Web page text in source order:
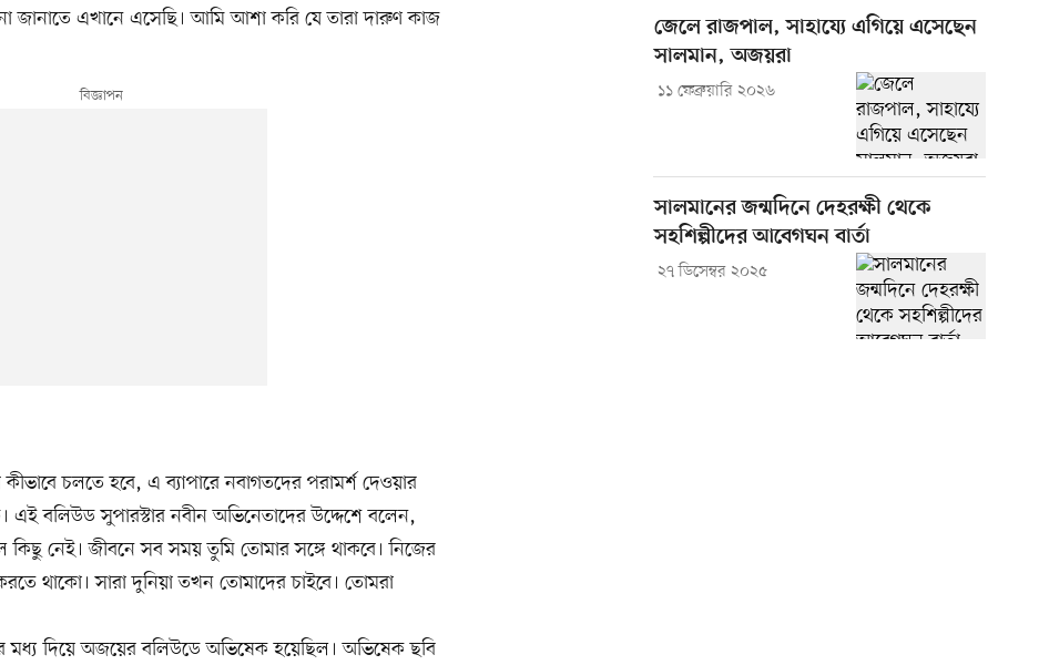
জানাতে এখানে এসেছি। আমি আশা করি যে তারা দারুণ কাজ
চলতে হবে, এ ব্যাপারে নবাগতদের পরামর্শ দেওয়ার
বলিউড সুপারস্টার নবীন অভিনেতাদের উদ্দেশে বলেন,
কিছু নেই। জীবনে সব সময় তুমি তোমার সঙ্গে থাকবে। নিজের
থাকো। সারা দুনিয়া তখন তোমাদের চাইবে। তোমরা
মধ্য দিয়ে অজয়ের বলিউডে অভিষেক হয়েছিল। অভিষেক ছবি
জেলে রাজপাল, সাহায্যে এগিয়ে এসেছেন
সালমান, অজয়রা
১১ ফেব্রুয়ারি ২০২৬
সালমানের জন্মদিনে দেহরক্ষী থেকে
সহশিল্পীদের আবেগঘন বার্তা
২৭ ডিসেম্বর ২০২৫